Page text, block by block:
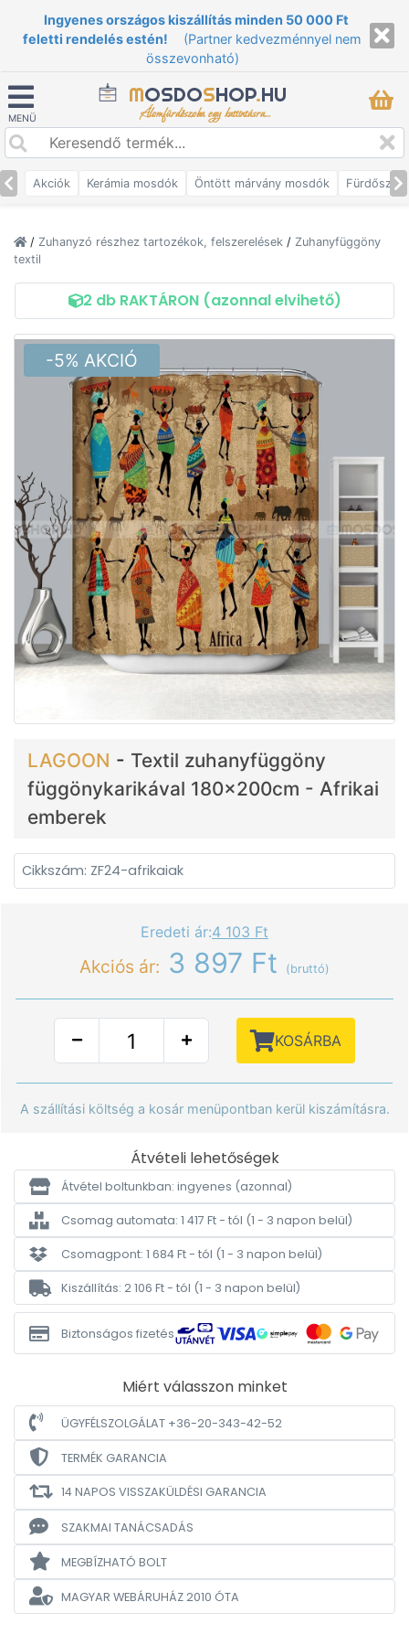
Ingyenes országos kiszállítás minden 50 000 Ft
feletti rendelés estén!
(Partner kedvezménnyel nem
összevonható)
MENÜ
MOSDOSHOP.HU
Álomfürdőszoba egy kattintásra...
Akciók Kerámia mosdók Öntött márvány mosdók
/ Zuhanyzó részhez tartozékok, felszerelések / Zuhanyfüggöny
textil
2 db RAKTÁRON (azonnal elvihető)
-5% AKCIÓ
LAGOON - Textil zuhanyfüggöny
függönykarikával 180x200cm - Afrikai
emberek
Cikkszám: ZF24-afrikaiak
Eredeti ár:4 103 Ft
Akciós ár: 3 897 Ft (bruttó)
KOSÁRBA
A szállítási költség a kosár menüpontban kerül kiszámításra.
Átvételi lehetőségek
Átvétel boltunkban: ingyenes (azonnal)
Csomag automata: 1 417 Ft - tól (1 - 3 napon belül)
Csomagpont: 1 684 Ft - tól (1 - 3 napon belül)
Kiszállítás: 2 106 Ft - tól (1 - 3 napon belül)
Biztonságos fizetés
Miért válasszon minket
ÜGYFÉLSZOLGÁLAT +36-20-343-42-52
TERMÉK GARANCIA
14 NAPOS VISSZAKÜLDÉSI GARANCIA
SZAKMAI TANÁCSADÁS
MEGBÍZHATÓ BOLT
MAGYAR WEBÁRUHÁZ2010 ÓTA